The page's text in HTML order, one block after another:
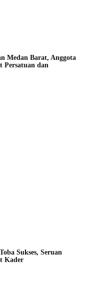
Medan Barat, Anggota
Persatuan dan
Sukses, Seruan
Kader